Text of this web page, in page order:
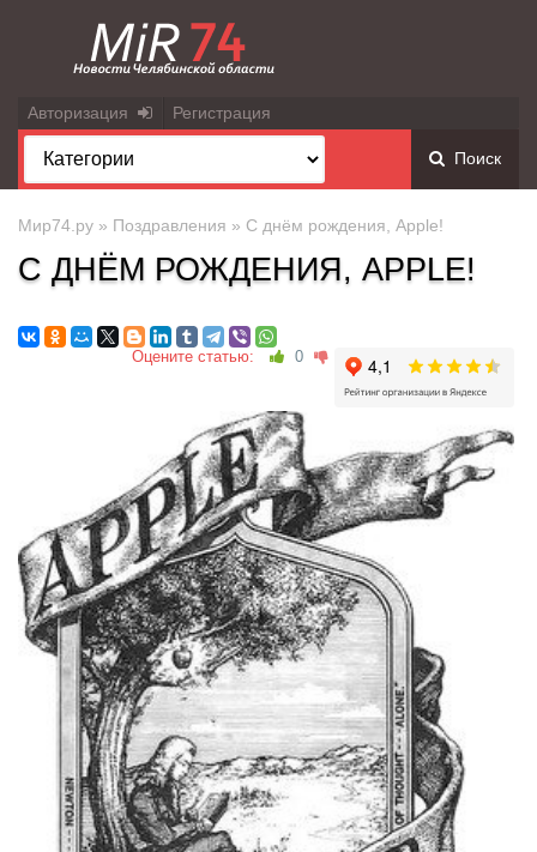
Авторизация Регистрация
Поиск
Мир74.ру » Поздравления » С днём рождения, Apple!
С ДНЁМ РОЖДЕНИЯ, APPLE!
Оцените статью: 0